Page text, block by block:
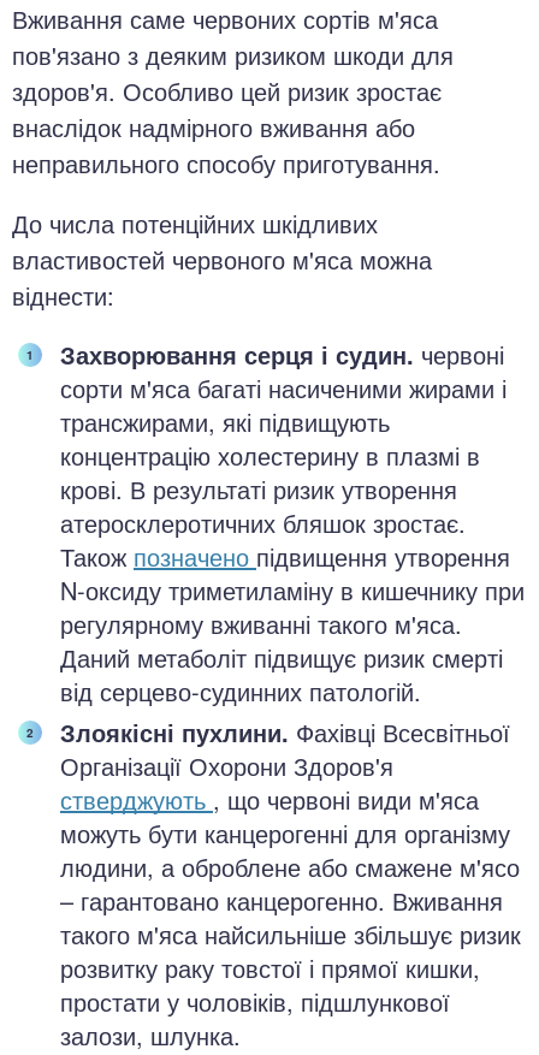
Вживання саме червоних сортів м'яса
пов'язано з деяким ризиком шкоди для
здоров'я. Особливо цей ризик зростає
внаслідок надмірного вживання або
неправильного способу приготування.
До числа потенційних шкідливих
властивостей червоного м'яса можна
віднести:
Захворювання серця і судин. червоні
сорти м'яса багаті насиченими жирами і
трансжирами, які підвищують
концентрацію холестерину в плазмі в
крові. В результаті ризик утворення
атеросклеротичних бляшок зростає.
Також позначено підвищення утворення
N-оксиду триметиламіну в кишечнику при
регулярному вживанні такого м'яса.
Даний метаболіт підвищує ризик смерті
від серцево-судинних патологій.
Злоякісні пухлини. Фахівці Всесвітньої
Організації Охорони Здоров'я
стверджують , що червоні види м'яса
можуть бути канцерогенні для організму
людини, а оброблене або смажене м'ясо
– гарантовано канцерогенно. Вживання
такого м'яса найсильніше збільшує ризик
розвитку раку товстої і прямої кишки,
простати у чоловіків, підшлункової
залози, шлунка.